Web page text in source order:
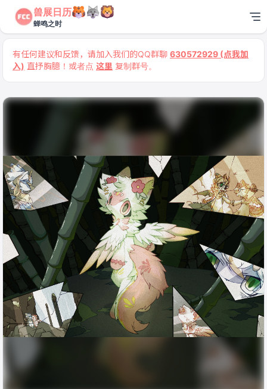
兽展日历
蝉鸣之时
有任何建议和反馈，请加入我们的QQ群聊 630572929 (点我加
入) 直抒胸臆！或者点 这里 复制群号。